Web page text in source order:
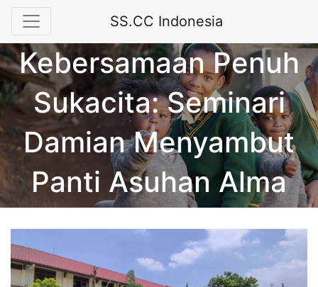
SS.CC Indonesia
Kebersamaan Penuh
Sukacita: Seminari
Damian Menyambut
Panti Asuhan Alma